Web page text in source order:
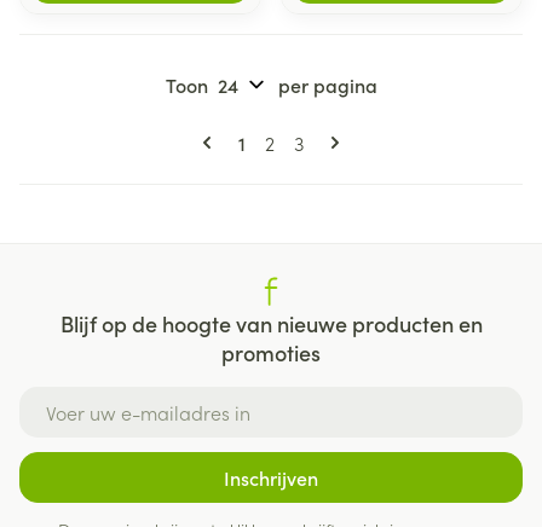
Pagina's
U lees momenteel pagina
1 Pagina
2 Pagina
3
Toon per pagina
Blijf op de hoogte van nieuwe producten en
promoties
Inschrijven